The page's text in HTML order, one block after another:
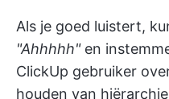
Als je goed luistert,
"Ahhhhh"en
ClickUp gebruiker
houden van